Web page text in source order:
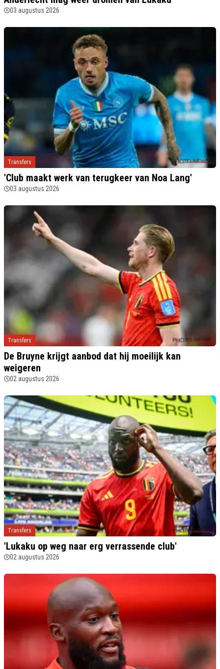
03 augustus 2026
Transfers
'Club maakt werk van terugkeer van Noa Lang'
03 augustus 2026
Transfers
De Bruyne krijgt aanbod dat hij moeilijk kan
weigeren
02 augustus 2026
Transfers
'Lukaku op weg naar erg verrassende club'
02 augustus 2026